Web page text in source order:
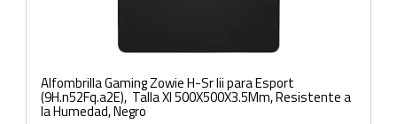
Alfombrilla Gaming Zowie H-Sr Iii para Esport
(9H.n52Fq.a2E), Talla Xl 500X500X3.5Mm, Resistente a
la Humedad, Negro